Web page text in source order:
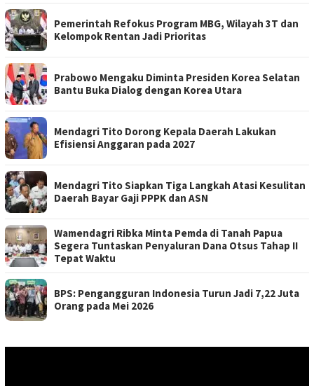
Pemerintah Refokus Program MBG, Wilayah 3T dan
Kelompok Rentan Jadi Prioritas
Prabowo Mengaku Diminta Presiden Korea Selatan
Bantu Buka Dialog dengan Korea Utara
Mendagri Tito Dorong Kepala Daerah Lakukan
Efisiensi Anggaran pada 2027
Mendagri Tito Siapkan Tiga Langkah Atasi Kesulitan
Daerah Bayar Gaji PPPK dan ASN
Wamendagri Ribka Minta Pemda di Tanah Papua
Segera Tuntaskan Penyaluran Dana Otsus Tahap II
Tepat Waktu
BPS: Pengangguran Indonesia Turun Jadi 7,22 Juta
Orang pada Mei 2026